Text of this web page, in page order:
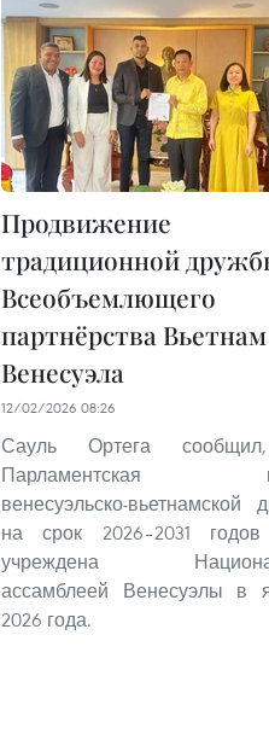
Продвижение
традиционной
Всеобъемлющего
партнёрства
Венесуэла
12/02/2026 08:26
Сауль Ортега
Парламентская
венесуэльско-вьетнамской
на срок 2026–2031
учреждена
ассамблеей Венесуэлы в
2026 года.